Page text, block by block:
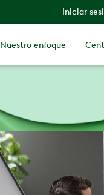
Iniciar
Nuestro enfoque